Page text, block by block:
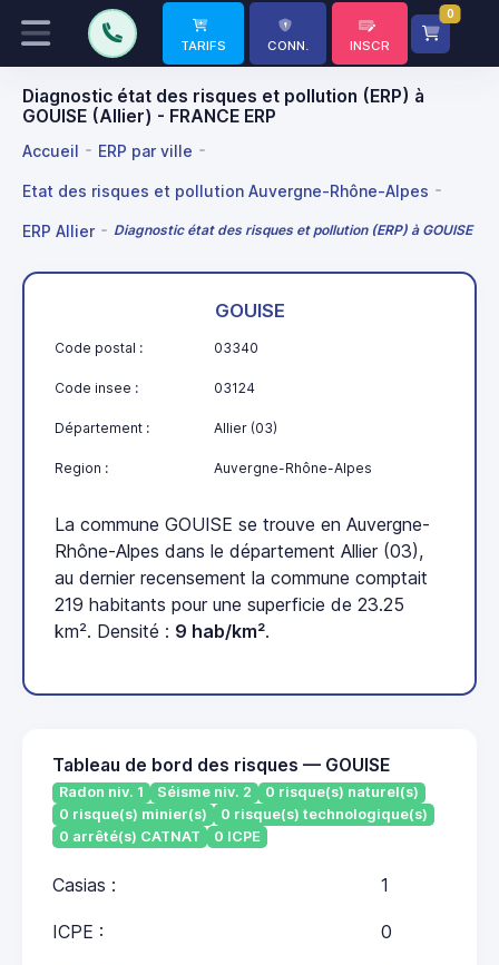
TARIFS CONN. INSCR
0
Diagnostic état des risques et pollution (ERP) à
GOUISE (Allier) - FRANCE ERP
Accueil ERP par ville
Etat des risques et pollution Auvergne-Rhône-Alpes
ERP Allier Diagnostic état des risques et pollution (ERP) à GOUISE
GOUISE
Code postal : 03340
Code insee : 03124
Département : Allier (03)
Region : Auvergne-Rhône-Alpes
La commune GOUISE se trouve en Auvergne-
Rhône-Alpes dans le département Allier (03),
au dernier recensement la commune comptait
219 habitants pour une superficie de 23.25
km². Densité : 9 hab/km².
Tableau de bord des risques — GOUISE
Radon niv. 1 Séisme niv. 2
0 risque(s) naturel(s)
0 risque(s) minier(s)
0 risque(s) technologique(s)
0 arrêté(s) CATNAT
0 ICPE
Casias : 1
ICPE : 0